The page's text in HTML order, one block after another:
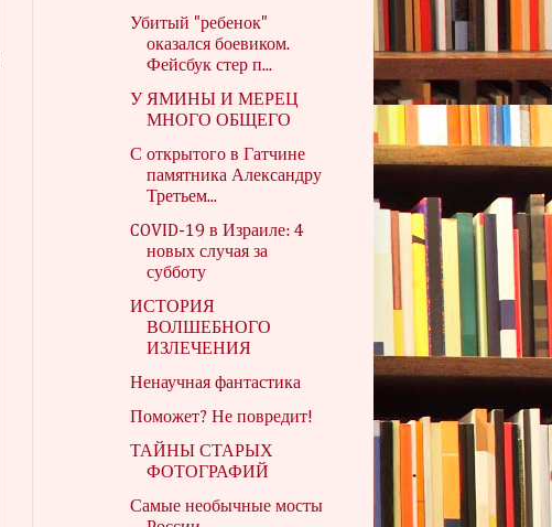
Убитый "ребенок"
оказался боевиком.
Фейсбук стер п...
У ЯМИНЫ И МЕРЕЦ
МНОГО ОБЩЕГО
С открытого в Гатчине
памятника Александру
Третьем...
COVID-19 в Израиле: 4
новых случая за
субботу
ИСТОРИЯ
ВОЛШЕБНОГО
ИЗЛЕЧЕНИЯ
Ненаучная фантастика
Поможет? Не повредит!
ТАЙНЫ СТАРЫХ
ФОТОГРАФИЙ
Самые необычные мосты